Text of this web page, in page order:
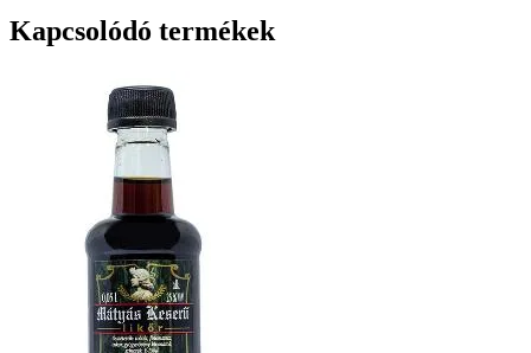
Kapcsolódó termékek